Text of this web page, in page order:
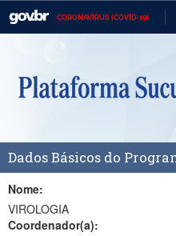
CORONAVÍRUS (COVID-19)
Casa Civil
Ministério da Defesa
Ministério da Economia
Ministério da Infraestrutura
Dados Básicos do
Nome:
VIROLOGIA
Coordenador(a):